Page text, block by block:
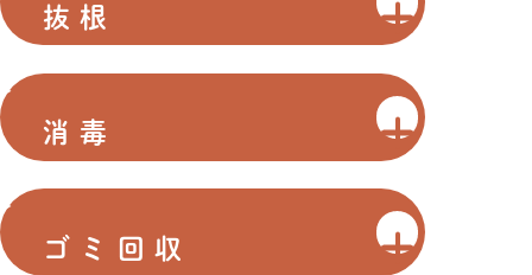
抜根
消毒
ゴミ回収